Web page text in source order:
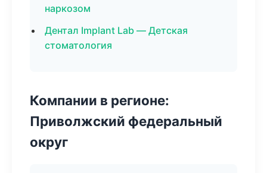
наркозом
Дентал Implant Lab — Детская
стоматология
Компании в регионе:
Приволжский федеральный
округ